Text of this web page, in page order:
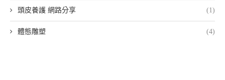
頭皮養護 網路分享 (1)
體態雕塑 (4)